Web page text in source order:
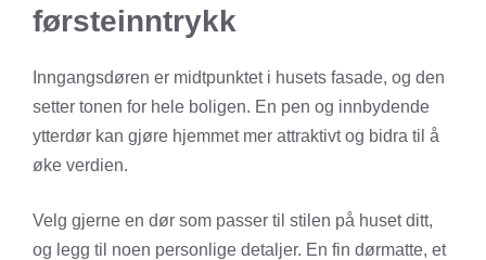
førsteinntrykk
Inngangsdøren er midtpunktet i husets fasade, og den
setter tonen for hele boligen. En pen og innbydende
ytterdør kan gjøre hjemmet mer attraktivt og bidra til å
øke verdien.
Velg gjerne en dør som passer til stilen på huset ditt,
og legg til noen personlige detaljer. En fin dørmatte, et